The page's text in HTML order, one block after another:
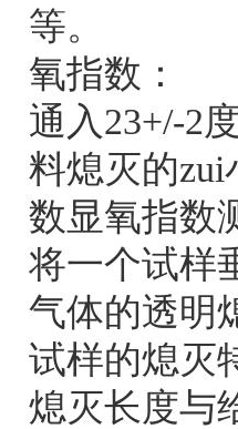
等。
氧指数：
通入23+/-2
料熄灭的
数显氧指数
将一个试样
气体的透明
试样的熄灭
熄灭长度与